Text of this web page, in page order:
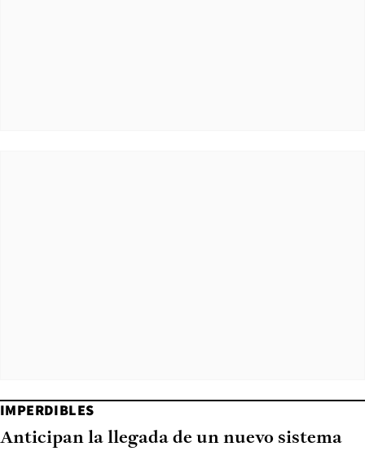
IMPERDIBLES
Anticipan la llegada de un nuevo sistema